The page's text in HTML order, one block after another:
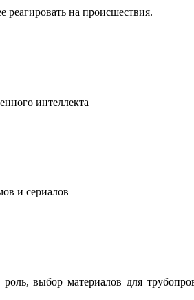
реагировать на происшествия.
интеллекта
и сериалов
выбор материалов для